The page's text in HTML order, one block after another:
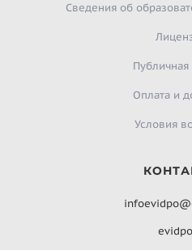
Сведения об
Оплата и
Условия